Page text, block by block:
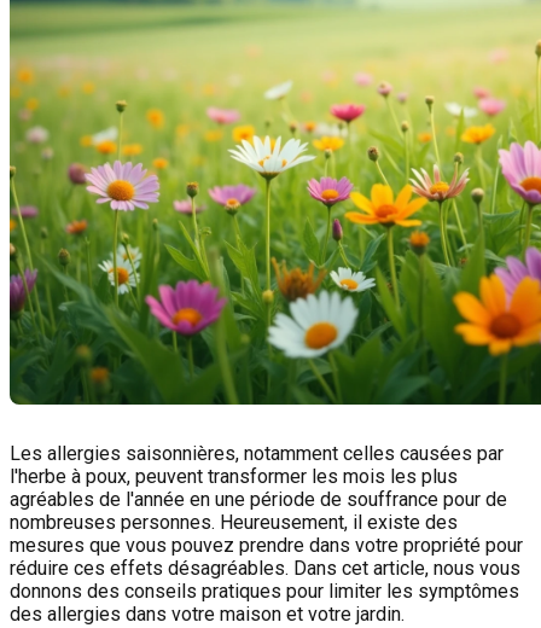
Les allergies saisonnières, notamment celles causées par
l'herbe à poux, peuvent transformer les mois les plus
agréables de l'année en une période de souffrance pour de
nombreuses personnes. Heureusement, il existe des
mesures que vous pouvez prendre dans votre propriété pour
réduire ces effets désagréables. Dans cet article, nous vous
donnons des conseils pratiques pour limiter les symptômes
des allergies dans votre maison et votre jardin.